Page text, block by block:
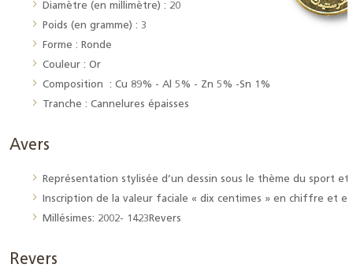
Diamètre (en millimètre) : 20
Poids (en gramme) : 3
Forme : Ronde
Couleur : Or
Composition : Cu 89% - Al 5% - Zn 5% -Sn 1%
Tranche : Cannelures épaisses
Avers
Représentation stylisée d’un dessin sous le thème du sport et
Inscription de la valeur faciale « dix centimes » en chiffre et
Millésimes: 2002- 1423Revers
Revers